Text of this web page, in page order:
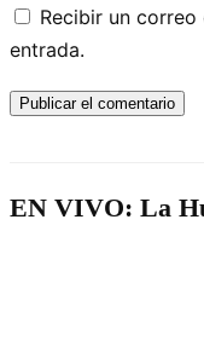
Recibir un
entrada.
EN VIVO: La